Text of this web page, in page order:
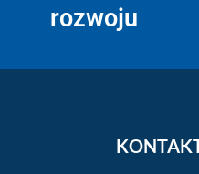
rozwoju